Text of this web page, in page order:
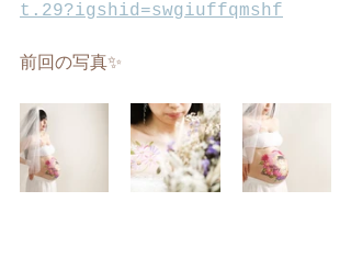
t.29?igshid=swgiuffqmshf
前回の写真✨